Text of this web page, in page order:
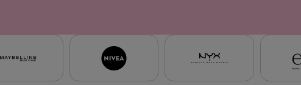
geavanceerde
zoekopties